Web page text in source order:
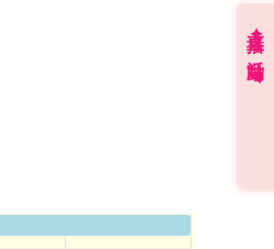
直播✦活動